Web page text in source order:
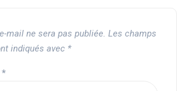
mail ne sera pas publiée. Les champs
indiqués avec *
*